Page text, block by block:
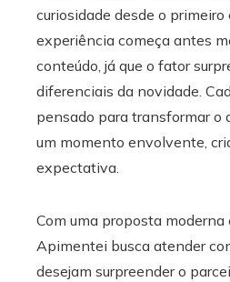
curiosidade desde o
experiência começa antes
conteúdo, já que o fator
diferenciais da novidade.
pensado para transformar o
um momento envolvente,
expectativa.
Com uma proposta moderna
Apimentei busca atender
desejam surpreender o